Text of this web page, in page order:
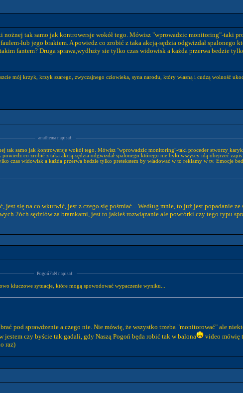
nożnej tak samo jak kontrowersje wokół tego. Mówisz "wprowadzic monitoring"-taki
lub jego brakiem. A powiedz co zrobić z taka akcją-sędzia odgwizdał spalonego
fantem? Druga sprawa,wydłuży sie tylko czas widowisk a każda przerwa bedzie
mój krzyk, krzyk szarego, zwyczajnego człowieka, syna narodu, który własną i cudzą wolność
anathema napisał:
tak samo jak kontrowersje wokół tego. Mówisz "wprowadzic monitoring"-taki proceder stworzy
idą obejrzeć zapis wideo z odtworzenia i
czas widowisk a każda przerwa bedzie tylko pretekstem by władować w to reklamy w tv. Emocje
się na co wkurwić, jest z czego się pośmiać... Według mnie, to już jest popadanie ze
2óch sędziów za bramkami, jest to jakieś rozwiązanie ale powtórki czy tego typu
PogońFaN napisał:
kluczowe sytuacje, które mogą spowodować wypaczenie wyniku...
pod sprawdzenie a czego nie. Nie mówię, że wszystko trzeba "monitorować" ale
czy byście tak gadali, gdy Naszą Pogoń będa robić tak w balona
video mówię
raz)